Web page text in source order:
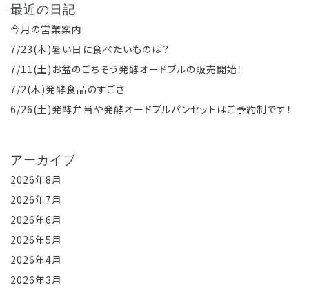
最近の日記
今月の営業案内
7/23(木)暑い日に食べたいものは？
7/11(土)お盆のごちそう発酵オードブルの販売開始！
7/2(木)発酵食品のすごさ
6/26(土)発酵弁当や発酵オードブルパンセットはご予約制です！
アーカイブ
2026年8月
2026年7月
2026年6月
2026年5月
2026年4月
2026年3月